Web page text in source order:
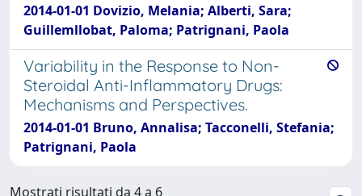
2014-01-01 Dovizio, Melania; Alberti, Sara;
Guillemllobat, Paloma; Patrignani, Paola
Variability in the Response to Non-
Steroidal Anti-Inflammatory Drugs:
Mechanisms and Perspectives.
2014-01-01 Bruno, Annalisa; Tacconelli, Stefania;
Patrignani, Paola
Mostrati risultati da 4 a 6